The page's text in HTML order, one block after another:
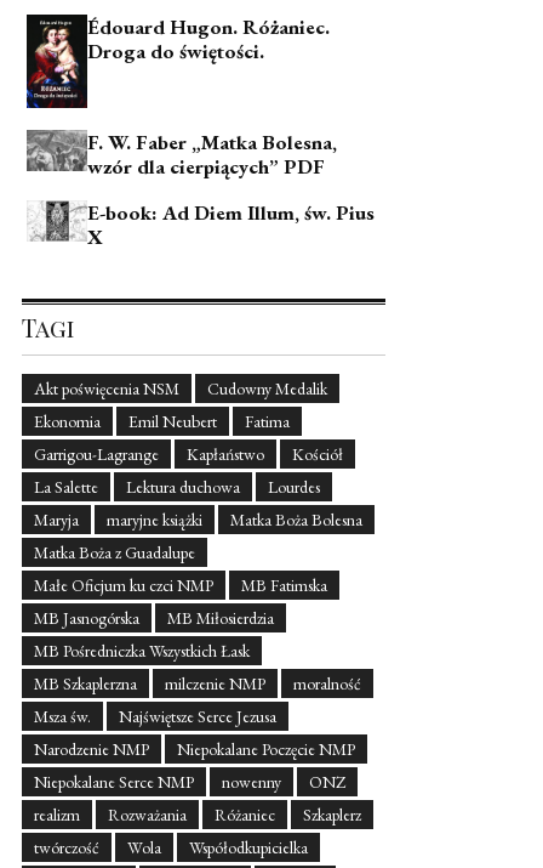
Édouard Hugon. Różaniec.
Droga do świętości.
F. W. Faber „Matka Bolesna,
wzór dla cierpiących” PDF
E-book: Ad Diem Illum, św. Pius
X
Tagi
Akt poświęcenia NSM
Cudowny Medalik
Ekonomia
Emil Neubert
Fatima
Garrigou-Lagrange
Kapłaństwo
Kościół
La Salette
Lektura duchowa
Lourdes
Maryja
maryjne książki
Matka Boża Bolesna
Matka Boża z Guadalupe
Małe Oficjum ku czci NMP
MB Fatimska
MB Jasnogórska
MB Miłosierdzia
MB Pośredniczka Wszystkich Łask
MB Szkaplerzna
milczenie NMP
moralność
Msza św.
Najświętsze Serce Jezusa
Narodzenie NMP
Niepokalane Poczęcie NMP
Niepokalane Serce NMP
nowenny
ONZ
realizm
Rozważania Różaniec
Szkaplerz
twórczość
Wola
Współodkupicielka